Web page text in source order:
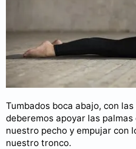
Tumbados boca abajo, con
deberemos apoyar las
nuestro pecho y empujar con
nuestro tronco.